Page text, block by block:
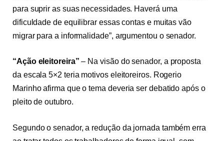
para suprir as suas necessidades. Haverá uma
dificuldade de equilibrar essas contas e muitas vão
migrar para a informalidade”, argumentou o senador.
“Ação eleitoreira” – Na visão do senador, a proposta
da escala 5×2 teria motivos eleitoreiros. Rogerio
Marinho afirma que o tema deveria ser debatido após o
pleito de outubro.
Segundo o senador, a redução da jornada também erra